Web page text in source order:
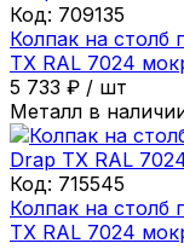
Код: 709135
Колпак на столб
ТХ RAL 7024
5 733 ₽ / шт
Металл в
Код: 715545
Колпак на столб
ТХ RAL 7024